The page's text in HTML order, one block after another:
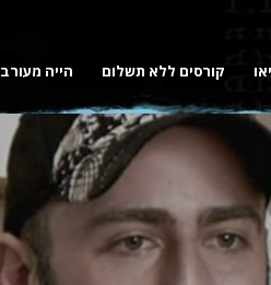
קורסים ללא תשלום הייה מעורב